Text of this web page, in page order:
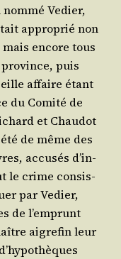
nom­mé Vedier,
appro­prié non
encore tous
puis
affaire étant
du Comi­té de
et Chau­dot
de même des
accu­sés d’in­
le crime consis­
par Vedier,
de l’emprunt
aigre­fin leur